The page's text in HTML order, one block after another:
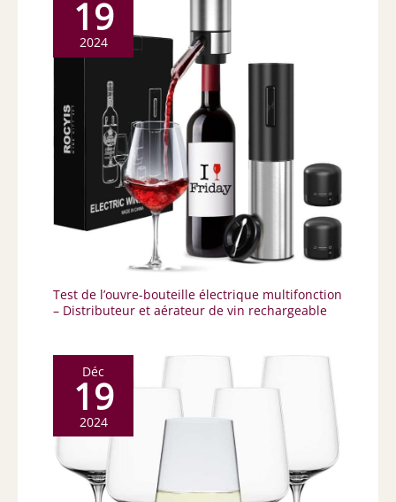
19
2024
Test de l’ouvre-bouteille électrique multifonction
– Distributeur et aérateur de vin rechargeable
Déc
19
2024